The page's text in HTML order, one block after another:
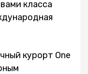
класса
курорт One